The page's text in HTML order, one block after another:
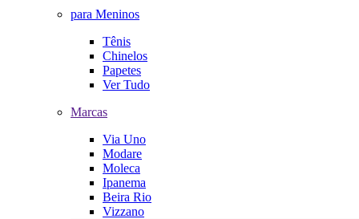
para Meninos
Tênis
Chinelos
Papetes
Ver Tudo
Marcas
Via Uno
Modare
Moleca
Ipanema
Beira Rio
Vizzano